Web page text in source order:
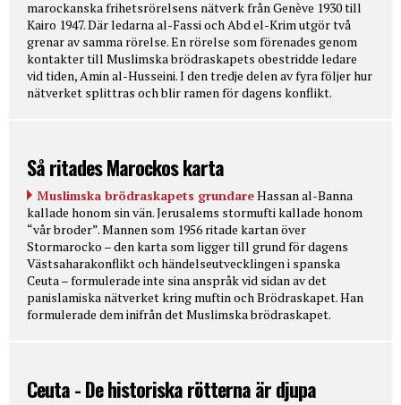
marockanska frihetsrörelsens nätverk från Genève 1930 till
Kairo 1947. Där ledarna al-Fassi och Abd el-Krim utgör två
grenar av samma rörelse. En rörelse som förenades genom
kontakter till Muslimska brödraskapets obestridde ledare
vid tiden, Amin al-Husseini. I den tredje delen av fyra följer hur
nätverket splittras och blir ramen för dagens konflikt.
Så ritades Marockos karta
Muslimska brödraskapets grundareHassan al-Banna
kallade honom sin vän. Jerusalems stormufti kallade honom
“vår broder”. Mannen som 1956 ritade kartan över
Stormarocko – den karta som ligger till grund för dagens
Västsaharakonflikt och händelseutvecklingen i spanska
Ceuta – formulerade inte sina anspråk vid sidan av det
panislamiska nätverket kring muftin och Brödraskapet. Han
formulerade dem inifrån det Muslimska brödraskapet.
Ceuta - De historiska rötterna är djupa